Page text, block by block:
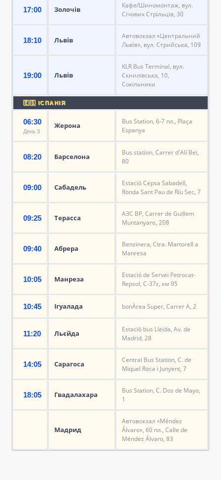
17:00 Золочів
Кафе/Шиномонтаж, вул.
Січових Стрільців, 30
18:10 Львів
Автовокзал «Центральний
Львів», вул. Стрийська, 109
19:00 Львів
KLR Bus Terminal, вул.
Скнилівська, 10,
Сокільники
🇪🇸 ІСПАНІЯ
06:30
День 3
Жерона
Bus Station, 6-7 пл., Plaça
Espanya
08:20 Барселона
Bus station, Carrer d'Alí Bei,
80
09:00 Сабадель
Estació Cepsa Sabadell,
Ronda Sant Pau de Riu Sec, 7
09:25 Терасса
АЗС BP, Carrer de Guillem
Muntanyans, 208
09:40 Абрера
Benzinera, Ctra. Martorell a
Manresa
10:05 Манреза
Estació de Servei Petrocat-
Repsol, C-37z, км 95
10:45 Ігуалада bonÀrea Super, Carrer A, 2
11:20 Льєйда
Estació bus Lleida, Av. de
Madrid, 28
14:05 Сарагоса
Central Bus Station, C. de
Miquel Roca i Junyent, 7
18:05 Гвадалахара
Bus Station, C. Dos de Mayo,
1
Мадрид
Автовокзал «Méndez
Álvaro», 60 пл., Calle de
Méndez Álvaro, 83